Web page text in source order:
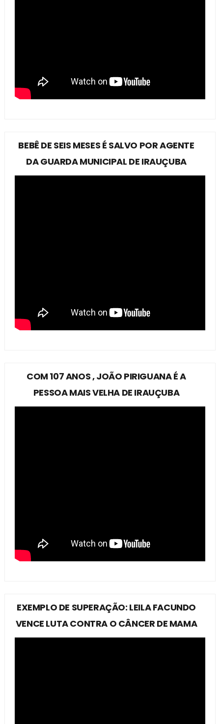
BEBÊ DE SEIS MESES É SALVO POR AGENTE
DA GUARDA MUNICIPAL DE IRAUÇUBA
COM 107 ANOS , JOÃO PIRIGUANA É A
PESSOA MAIS VELHA DE IRAUÇUBA
EXEMPLO DE SUPERAÇÃO: LEILA FACUNDO
VENCE LUTA CONTRA O CÂNCER DE MAMA